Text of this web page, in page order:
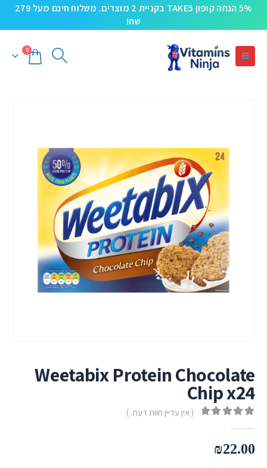
5% הנחה קופון TAKE5 בקניית 2 מוצרים. משלוח חינם מעל 279
שח!
0
Weetabix Protein Chocolate
Chip x24
( אין עדיין חוות דעת. )
₪22.00